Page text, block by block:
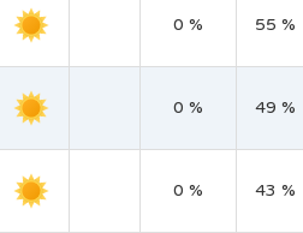
0 % 55 %
0 % 49 %
0 % 43 %